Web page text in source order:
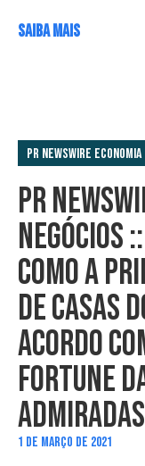
SAIBA MAIS
PR Newswire Economia
PR
NEGÓCIOS
COMO A
DE CASAS
ACORDO
FORTUNE
1 DE MARÇO DE 2021